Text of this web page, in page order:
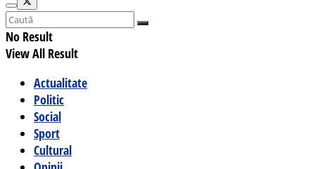
No Result
View All Result
Actualitate
Politic
Social
Sport
Cultural